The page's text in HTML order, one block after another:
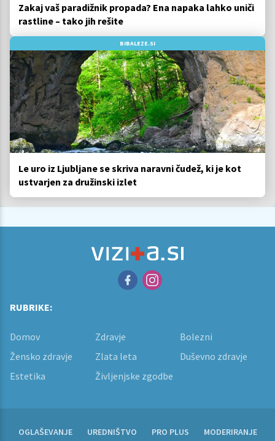
Zakaj vaš paradižnik propada? Ena napaka lahko uniči
rastline – tako jih rešite
BIBALEZE.SI
Le uro iz Ljubljane se skriva naravni čudež, ki je kot
ustvarjen za družinski izlet
RUBRIKE:
Domov Zdravje
Bolezni
Žensko zdravje
Zlata leta
Duševno zdravje
Estetika
Življenjske zgodbe
OGLAŠEVANJE UREDNIŠTVO PRO PLUS MODERIRANJE